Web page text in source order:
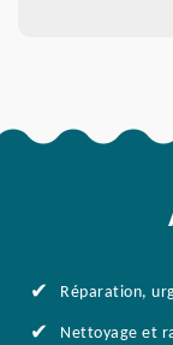
Réparation,
Nettoyage et